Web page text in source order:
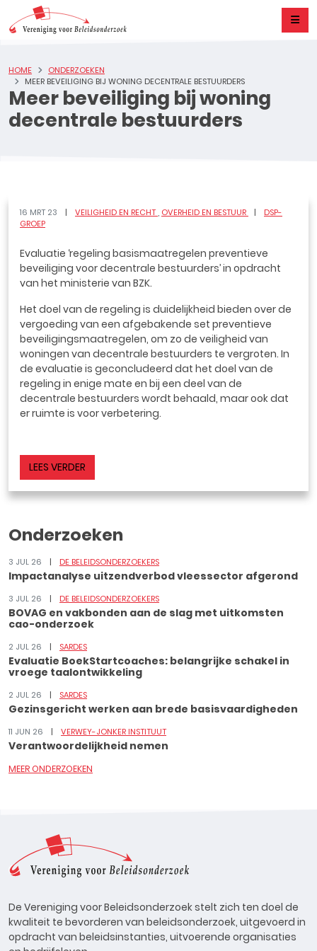
Meer beveiliging bij woning
decentrale bestuurders
HOME
ONDERZOEKEN
MEER BEVEILIGING BIJ WONING DECENTRALE BESTUURDERS
16 MRT 23 VEILIGHEID EN RECHT OVERHEID EN BESTUUR
DSP-
GROEP
Evaluatie ‘regeling basismaatregelen preventieve
beveiliging voor decentrale bestuurders’ in opdracht
van het ministerie van BZK.
Het doel van de regeling is duidelijkheid bieden over de
vergoeding van een afgebakende set preventieve
beveiligingsmaatregelen, om zo de veiligheid van
woningen van decentrale bestuurders te vergroten. In
de evaluatie is geconcludeerd dat het doel van de
regeling in enige mate en bij een deel van de
decentrale bestuurders wordt behaald, maar ook dat
er ruimte is voor verbetering.
LEES VERDER
Onderzoeken
3 JUL 26 DE BELEIDSONDERZOEKERS
Impactanalyse uitzendverbod vleessector afgerond
3 JUL 26 DE BELEIDSONDERZOEKERS
BOVAG en vakbonden aan de slag met uitkomsten
cao-onderzoek
2 JUL 26 SARDES
Evaluatie BoekStartcoaches: belangrijke schakel in
vroege taalontwikkeling
2 JUL 26 SARDES
Gezinsgericht werken aan brede basisvaardigheden
11 JUN 26 VERWEY-JONKER INSTITUUT
Verantwoordelijkheid nemen
MEER ONDERZOEKEN
De Vereniging voor Beleidsonderzoek stelt zich ten doel de
kwaliteit te bevorderen van beleidsonderzoek, uitgevoerd in
opdracht van beleidsinstanties, uitvoerende organisaties